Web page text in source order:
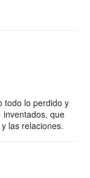
todo lo perdido y
inventados, que
las relaciones.